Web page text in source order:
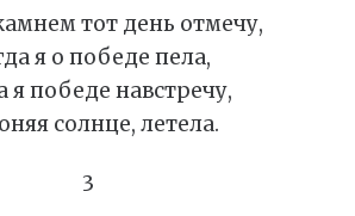
тот день отмечу,
я о победе пела,
я победе навстречу,
солнце, летела.
3